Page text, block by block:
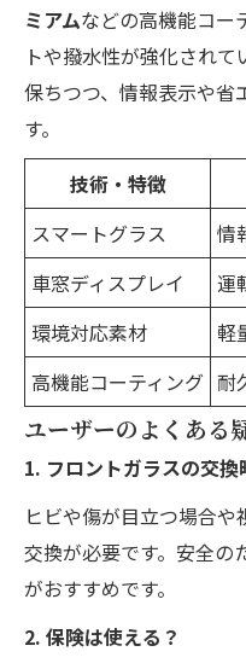
ミアムなどの高機能コー
トや撥水性が強化され
保ちつつ、情報表示や省
す。
技術・特徴
スマートグラス
情
車窓ディスプレイ
運
環境対応素材
軽
高機能コーティング 耐
ユーザーのよくある
1. フロントガラスの交換
ヒビや傷が目立つ場合
交換が必要です。安全の
がおすすめです。
2. 保険は使える？